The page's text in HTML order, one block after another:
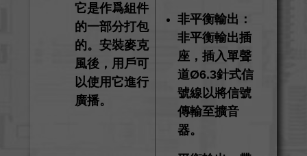
它是作爲組件
的一部分打包
的。安裝麥克
風後，用戶可
以使用它進行
廣播。
非平衡輸出：
非平衡輸出插
座，插入單聲
道Ø6.3針式信
號線以將信號
傳輸至擴音
器。